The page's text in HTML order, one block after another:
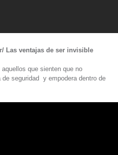
Las ventajas de ser invisible
que sienten que no
seguridad y empodera dentro de